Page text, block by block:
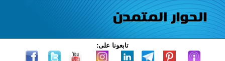
تابعونا على: